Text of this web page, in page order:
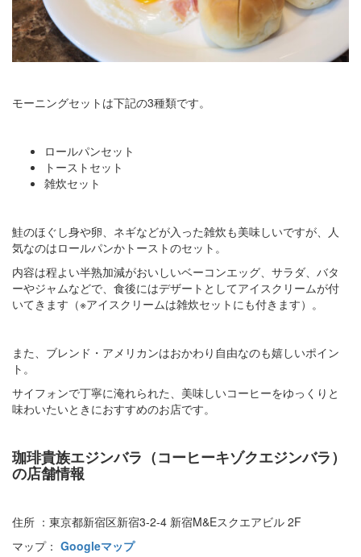
モーニングセットは下記の3種類です。
ロールパンセット
トーストセット
雑炊セット
鮭のほぐし身や卵、ネギなどが入った雑炊も美味しいですが、人
気なのはロールパンかトーストのセット。
内容は程よい半熟加減がおいしいベーコンエッグ、サラダ、バタ
ーやジャムなどで、食後にはデザートとしてアイスクリームが付
いてきます（※アイスクリームは雑炊セットにも付きます）。
また、ブレンド・アメリカンはおかわり自由なのも嬉しいポイン
ト。
サイフォンで丁寧に淹れられた、美味しいコーヒーをゆっくりと
味わいたいときにおすすめのお店です。
珈琲貴族エジンバラ（コーヒーキゾクエジンバラ）
の店舗情報
住所 ：東京都新宿区新宿3-2-4 新宿M&Eスクエアビル 2F
マップ： Googleマップ